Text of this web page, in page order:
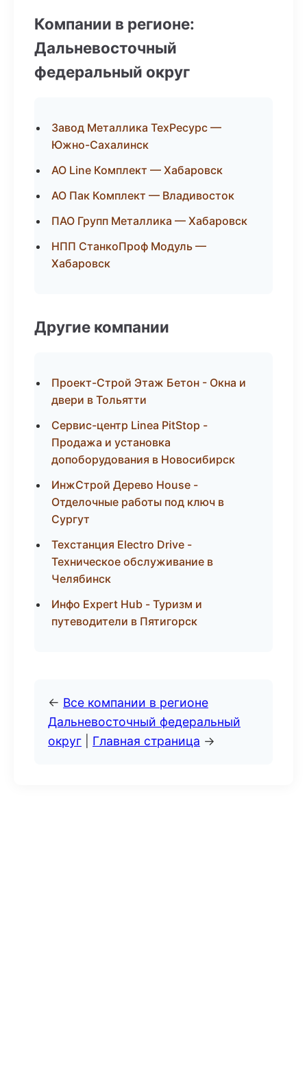
Компании в регионе:
Дальневосточный
федеральный округ
Завод Металлика ТехРесурс —
Южно-Сахалинск
АО Line Комплект — Хабаровск
АО Пак Комплект — Владивосток
ПАО Групп Металлика — Хабаровск
НПП СтанкоПроф Модуль —
Хабаровск
Другие компании
Проект-Строй Этаж Бетон - Окна и
двери в Тольятти
Сервис-центр Linea PitStop -
Продажа и установка
допоборудования в Новосибирск
ИнжСтрой Дерево House -
Отделочные работы под ключ в
Сургут
Техстанция Electro Drive -
Техническое обслуживание в
Челябинск
Инфо Expert Hub - Туризм и
путеводители в Пятигорск
← Все компании в регионе
Дальневосточный федеральный
округ
Главная страница →